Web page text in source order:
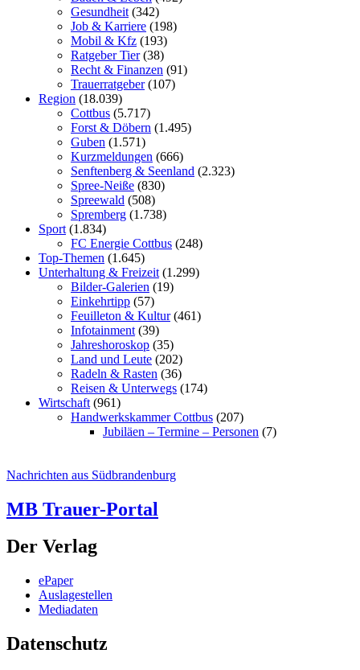
Gesundheit (342)
Job & Karriere (198)
Mobil & Kfz (193)
Ratgeber Tier(38)
Recht & Finanzen (91)
Trauerratgeber(107)
Region (18.039)
Cottbus (5.717)
Forst & Döbern (1.495)
Guben (1.571)
Kurzmeldungen (666)
Senftenberg & Seenland (2.323)
Spree-Neiße (830)
Spreewald (508)
Spremberg (1.738)
Sport (1.834)
FC Energie Cottbus (248)
Top-Themen (1.645)
Unterhaltung & Freizeit (1.299)
Bilder-Galerien (19)
Einkehrtipp (57)
Feuilleton & Kultur(461)
Infotainment (39)
Jahreshoroskop (35)
Land und Leute (202)
Radeln & Rasten (36)
Reisen & Unterwegs (174)
Wirtschaft (961)
Handwerkskammer Cottbus (207)
Jubiläen – Termine – Personen (7)
Nachrichten aus Südbrandenburg
MB Trauer-Portal
Der Verlag
ePaper
Auslagestellen
Mediadaten
Datenschutz